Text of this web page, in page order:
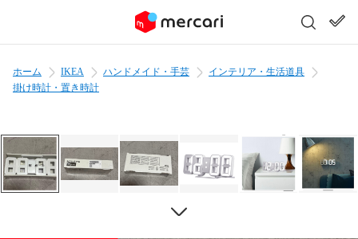
ホーム IKEA ハンドメイド・手芸
インテリア・生活道具
掛け時計・置き時計